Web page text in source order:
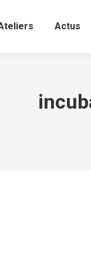
Actus